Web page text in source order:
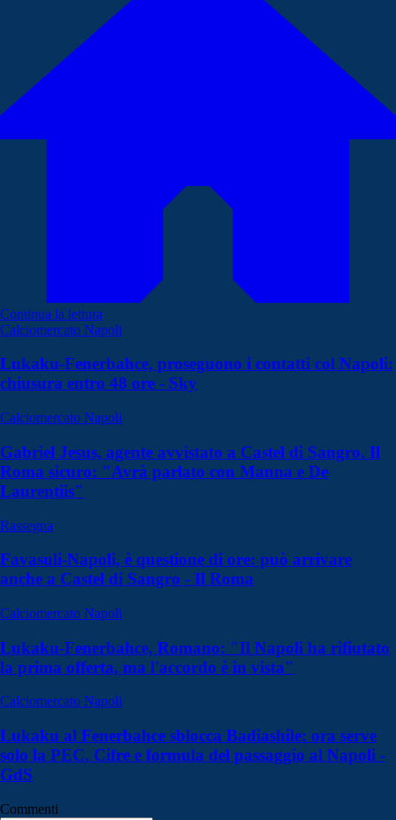
Continua la lettura
Calciomercato Napoli
Lukaku-Fenerbahce, proseguono i contatti col Napoli:
chiusura entro 48 ore - Sky
Calciomercato Napoli
Gabriel Jesus, agente avvistato a Castel di Sangro. Il
Roma sicuro: "Avrà parlato con Manna e De
Laurentiis"
Rassegna
Favasuli-Napoli, è questione di ore: può arrivare
anche a Castel di Sangro - Il Roma
Calciomercato Napoli
Lukaku-Fenerbahce, Romano: "Il Napoli ha rifiutato
la prima offerta, ma l'accordo è in vista"
Calciomercato Napoli
Lukaku al Fenerbahce sblocca Badiashile: ora serve
solo la PEC. Cifre e formula del passaggio al Napoli -
GdS
Commenti